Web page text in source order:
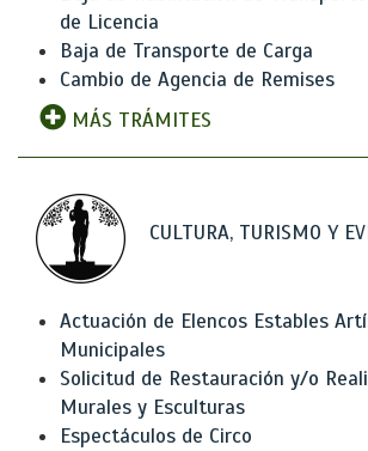
de Licencia
Baja de Transporte de Carga
Cambio de Agencia de Remises
MÁS TRÁMITES
CULTURA, TURISMO Y
Actuación de Elencos Estables
Municipales
Solicitud de Restauración y/o
Murales y Esculturas
Espectáculos de Circo